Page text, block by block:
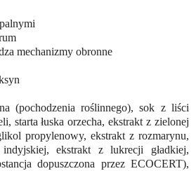
mechanizmy obronne
(pochodzenia roślinnego), sok z liści
starta łuska orzecha, ekstrakt z zielonej
propylenowy, ekstrakt z rozmarynu,
ekstrakt z lukrecji gładkiej,
dopuszczona przez ECOCERT),